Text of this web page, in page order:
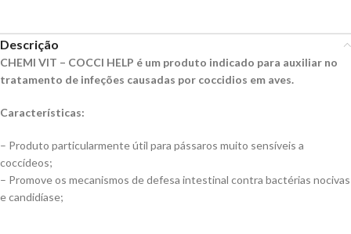
Descrição
CHEMI VIT – COCCI HELP é um produto indicado para auxiliar no
tratamento de infeções causadas por coccidios em aves.
Características:
– Produto particularmente útil para pássaros muito sensíveis a
coccídeos;
– Promove os mecanismos de defesa intestinal contra bactérias nocivas
e candidíase;